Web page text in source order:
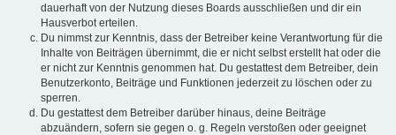
dauerhaft von der Nutzung dieses Boards ausschließen und dir ein
Hausverbot erteilen.
Du nimmst zur Kenntnis, dass der Betreiber keine Verantwortung für die
Inhalte von Beiträgen übernimmt, die er nicht selbst erstellt hat oder die
er nicht zur Kenntnis genommen hat. Du gestattest dem Betreiber, dein
Benutzerkonto, Beiträge und Funktionen jederzeit zu löschen oder zu
sperren.
Du gestattest dem Betreiber darüber hinaus, deine Beiträge
abzuändern, sofern sie gegen o. g. Regeln verstoßen oder geeignet